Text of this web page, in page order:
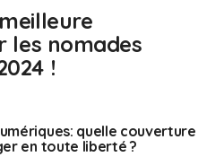
les nomades
!
quelle couverture
en toute liberté ?